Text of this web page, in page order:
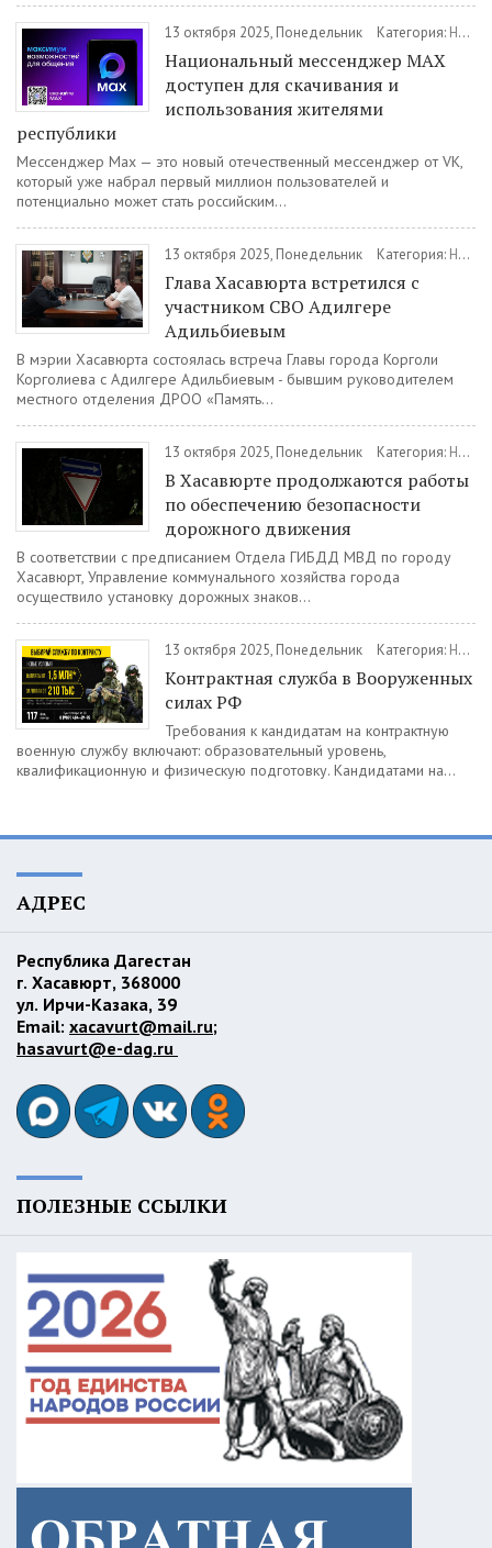
13 октября 2025, Понедельник Категория: Новости
Национальный мессенджер МАХ
доступен для скачивания и
использования жителями
республики
Мессенджер Max — это новый отечественный мессенджер от VK,
который уже набрал первый миллион пользователей и
потенциально может стать российским...
13 октября 2025, Понедельник Категория: Новости
Глава Хасавюрта встретился с
участником СВО Адилгере
Адильбиевым
В мэрии Хасавюрта состоялась встреча Главы города Корголи
Корголиева с Адилгере Адильбиевым - бывшим руководителем
местного отделения ДРОО «Память...
13 октября 2025, Понедельник Категория: Новости
В Хасавюрте продолжаются работы
по обеспечению безопасности
дорожного движения
В соответствии с предписанием Отдела ГИБДД МВД по городу
Хасавюрт, Управление коммунального хозяйства города
осуществило установку дорожных знаков...
13 октября 2025, Понедельник Категория: Новости
Контрактная служба в Вооруженных
силах РФ
Требования к кандидатам на контрактную
военную службу включают: образовательный уровень,
квалификационную и физическую подготовку. Кандидатами на...
АДРЕС
Республика Дагестан
г. Хасавюрт, 368000
ул. Ирчи-Казака, 39
Email: xacavurt@mail.ru;
hasavurt@e-dag.ru
ПОЛЕЗНЫЕ ССЫЛКИ